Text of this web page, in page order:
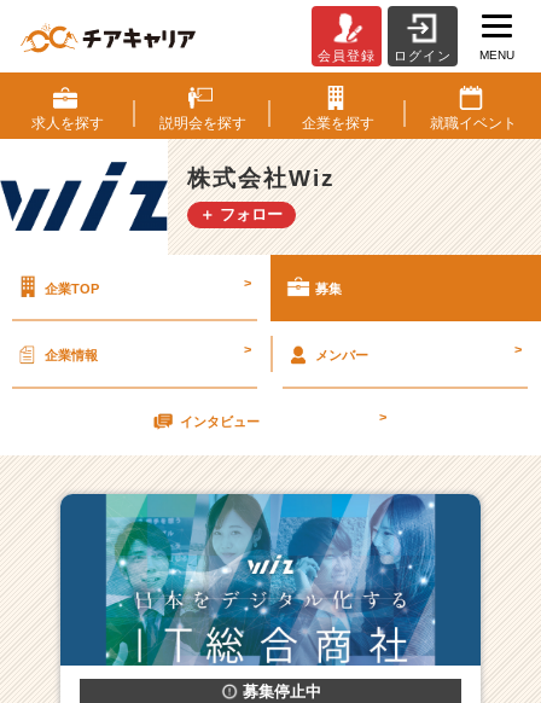
式
会
社
W
i
z
求
覧
-
0
0
名
越
え
の
メ
会員登録 ログイン MENU
求人を探す 説明会を探す 企業を探す 就職イベント
株式会社Wiz
＋ フォロー
企業TOP > 募集
企業情報 > メンバー >
インタビュー >
募集停止中